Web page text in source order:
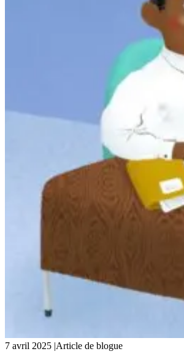
7 avril 2025 |Article de blogue